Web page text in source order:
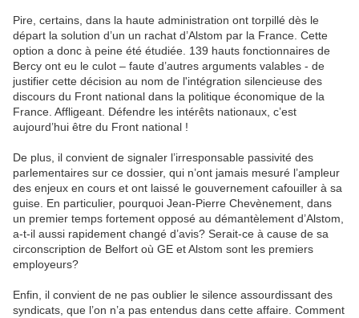
Pire, certains, dans la haute administration ont torpillé dès le
départ la solution d’un un rachat d’Alstom par la France. Cette
option a donc à peine été étudiée. 139 hauts fonctionnaires de
Bercy ont eu le culot – faute d’autres arguments valables - de
justifier cette décision au nom de l'intégration silencieuse des
discours du Front national dans la politique économique de la
France. Affligeant. Défendre les intérêts nationaux, c’est
aujourd’hui être du Front national !
De plus, il convient de signaler l’irresponsable passivité des
parlementaires sur ce dossier, qui n’ont jamais mesuré l’ampleur
des enjeux en cours et ont laissé le gouvernement cafouiller à sa
guise. En particulier, pourquoi Jean-Pierre Chevènement, dans
un premier temps fortement opposé au démantèlement d’Alstom,
a-t-il aussi rapidement changé d’avis? Serait-ce à cause de sa
circonscription de Belfort où GE et Alstom sont les premiers
employeurs?
Enfin, il convient de ne pas oublier le silence assourdissant des
syndicats, que l’on n’a pas entendus dans cette affaire. Comment